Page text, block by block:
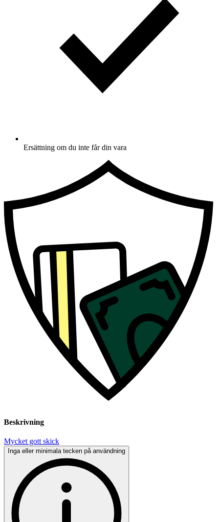
Ersättning om du inte får din vara
Beskrivning
Mycket gott skick
Inga eller minimala tecken på användning